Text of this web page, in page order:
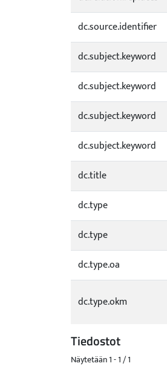
dc.source.identifier
dc.subject.keyword
dc.subject.keyword
dc.subject.keyword
dc.subject.keyword
dc.title
dc.type
dc.type
dc.type.oa
dc.type.okm
Tiedostot
Näytetään1 - 1 / 1